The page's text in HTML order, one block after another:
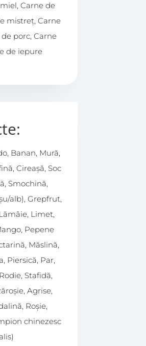
Carne de
mistreț, Carne
porc, Carne
de iepure
Banan, Mură,
Cireașă, Soc
Smochină,
alb), Grepfrut,
Limet,
Pepene
Măslină,
Piersică, Par,
Stafidă,
Agrise,
Roșie,
chinezesc